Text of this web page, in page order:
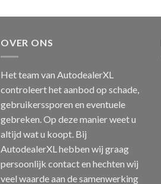
OVER ONS
Het team van AutodealerXL
controleert het aanbod op schade,
gebruikerssporen en eventuele
gebreken. Op deze manier weet u
altijd wat u koopt. Bij
AutodealerXL hebben wij graag
persoonlijk contact en hechten wij
veel waarde aan de samenwerking